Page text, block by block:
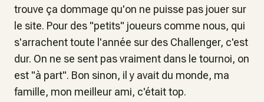
trouve ça dommage qu'on ne puisse pas jouer sur
le site. Pour des "petits" joueurs comme nous, qui
s'arrachent toute l'année sur des Challenger, c'est
dur. On ne se sent pas vraiment dans le tournoi, on
est "à part". Bon sinon, il y avait du monde, ma
famille, mon meilleur ami, c'était top.